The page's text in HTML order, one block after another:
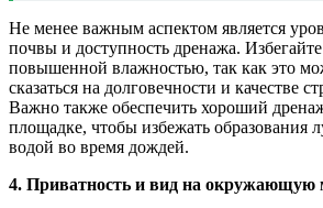
Не менее важным аспектом является
почвы и доступность дренажа.
повышенной влажностью, так как это
сказаться на долговечности и качестве
Важно также обеспечить хороший
площадке, чтобы избежать образования
водой во время дождей.
4. Приватность и вид на окружающую